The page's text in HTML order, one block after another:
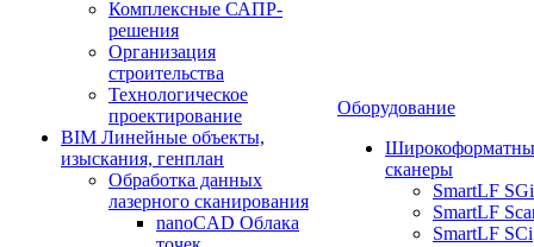
Комплексные САПР-
решения
Организация
строительства
Технологическое
проектирование
BIM Линейные объекты,
изыскания, генплан
Обработка данных
лазерного сканирования
nanoCAD Облака
Оборудование
сканеры
SmartLF SGi
SmartLF
SmartLF SCi